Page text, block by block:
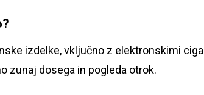
izdelke, vključno z elektronskimi
zunaj dosega in pogleda otrok.